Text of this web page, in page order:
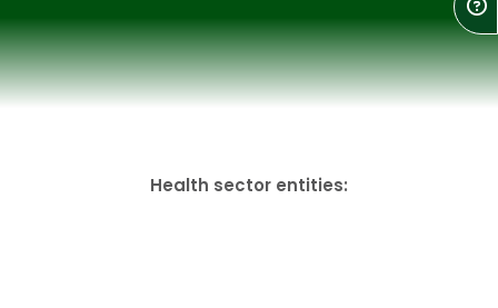
Health sector entities: